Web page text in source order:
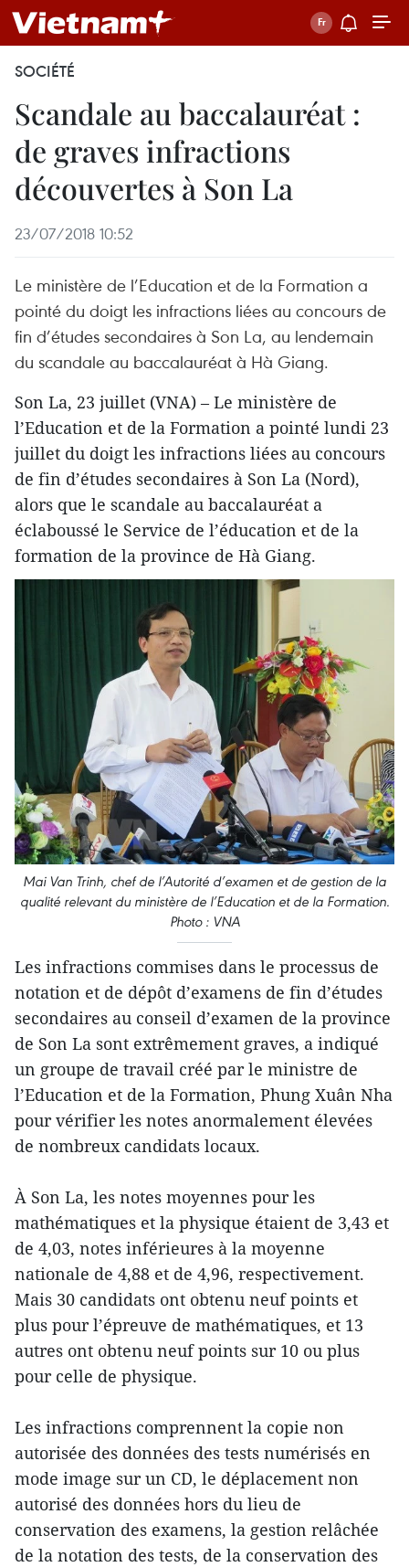
SOCIÉTÉ
Scandale au baccalauréat :
de graves infractions
découvertes à Son La
23/07/2018 10:52
Le ministère de l’Education et de la Formation a
pointé du doigt les infractions liées au concours de
fin d’études secondaires à Son La, au lendemain
du scandale au baccalauréat à Hà Giang.
Son La, 23 juillet (VNA) – Le ministère de
l’Education et de la Formation a pointé lundi 23
juillet du doigt les infractions liées au concours
de fin d’études secondaires à Son La (Nord),
alors que le scandale au baccalauréat a
éclaboussé le Service de l’éducation et de la
formation de la province de Hà Giang.
Mai Van Trinh, chef de l’Autorité d’examen et de gestion de la
qualité relevant du ministère de l’Education et de la Formation.
Photo : VNA
Les infractions commises dans le processus de
notation et de dépôt d’examens de fin d’études
secondaires au conseil d’examen de la province
de Son La sont extrêmement graves, a indiqué
un groupe de travail créé par le ministre de
l’Education et de la Formation, Phung Xuân Nha
pour vérifier les notes anormalement élevées
de nombreux candidats locaux.
À Son La, les notes moyennes pour les
mathématiques et la physique étaient de 3,43 et
de 4,03, notes inférieures à la moyenne
nationale de 4,88 et de 4,96, respectivement.
Mais 30 candidats ont obtenu neuf points et
plus pour l’épreuve de mathématiques, et 13
autres ont obtenu neuf points sur 10 ou plus
pour celle de physique.
Les infractions comprennent la copie non
autorisée des données des tests numérisés en
mode image sur un CD, le déplacement non
autorisé des données hors du lieu de
conservation des examens, la gestion relâchée
de la notation des tests, de la conservation des